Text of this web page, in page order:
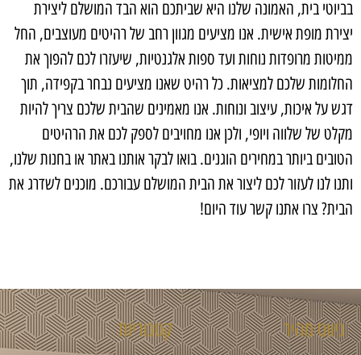
בביוטי בית, האמונה שלנו היא שביתכם הוא הבד המושלם ליצירת
יצירת מופת אישית. אנו מציעים מגוון רחב של רהיטים מעוצבים, החל
ממיטות מרופדות נוחות ועד ספות אלגנטיות, שיעזרו לכם להפוך את
החלומות שלכם למציאות. כל רהיט שאנו מציעים נבחר בקפידה, תוך
דגש על איכות, עיצוב ונוחות. אנו מאמינים שהבית שלכם צריך להיות
מקלט של שלווה ויופי, ולכן אנו מחויבים לספק לכם את הרהיטים
הטובים ביותר במחירים הוגנים. בואו לבקר אותנו באתר או בחנות שלנו,
ותנו לנו לעזור לכם ליצור את הבית המושלם עבורכם. מוכנים לשדרג את
הבית? צרו אתנו קשר עוד היום!
ניווט מהיר קטגוריות